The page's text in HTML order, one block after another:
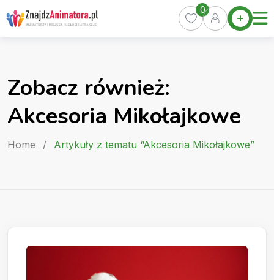
Skip
to
content
Home
Oferty
Kurs
Animatora
0
Zobacz również:
Akcesoria Mikołajkowe
Home / Artykuły z tematu “Akcesoria Mikołajkowe”